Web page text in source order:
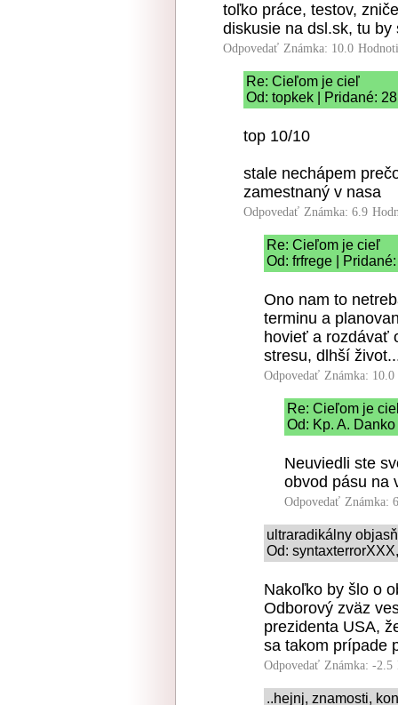
toľko práce, testov,
diskusie na dsl.sk, tu
Odpovedať Známka: 10.0
Re: Cieľom je cieľ
Od: topkek | Pridané:
top 10/10
stale nechápem
zamestnaný v nasa
Odpovedať Známka: 6.9
Re: Cieľom je cieľ
Od: frfrege |
Ono nam to
terminu a
hovieť a rozdávať
stresu, dlhší
Odpovedať Známka: 10.0
Re: Cieľom je
Od: Kp. A.
Neuviedli ste
obvod pásu na
Odpovedať Známka:
ultraradikálny
Od:
Nakoľko by šlo o
Odborový zväz
prezidenta USA,
sa takom prípade
Odpovedať Známka: -2.5
..hejnj, znamosti,